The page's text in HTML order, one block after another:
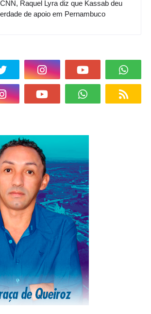
Raquel Lyra diz que Kassab deu
de apoio em Pernambuco